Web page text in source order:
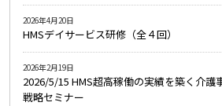
HMSデイサービス研修（全４回）
2026年4月20日
2026/5/15 HMS超高稼働の実績を築く介護
戦略セミナー
2026年2月19日